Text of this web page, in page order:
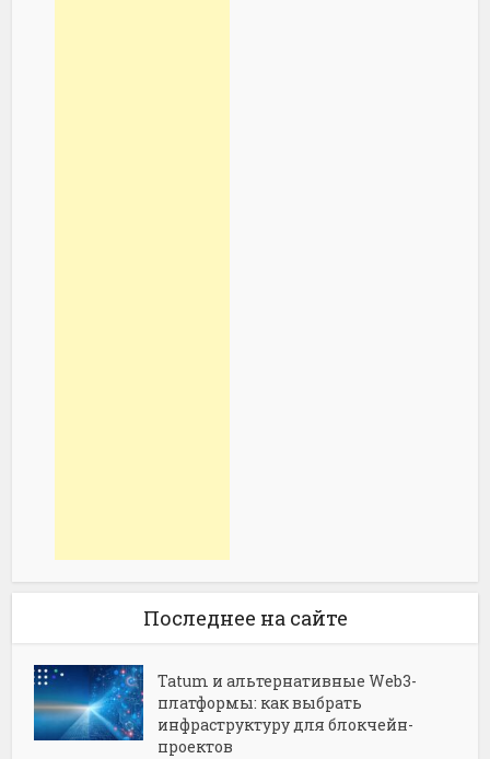
Последнее на сайте
Tatum и альтернативные Web3-
платформы: как выбрать
инфраструктуру для блокчейн-
проектов